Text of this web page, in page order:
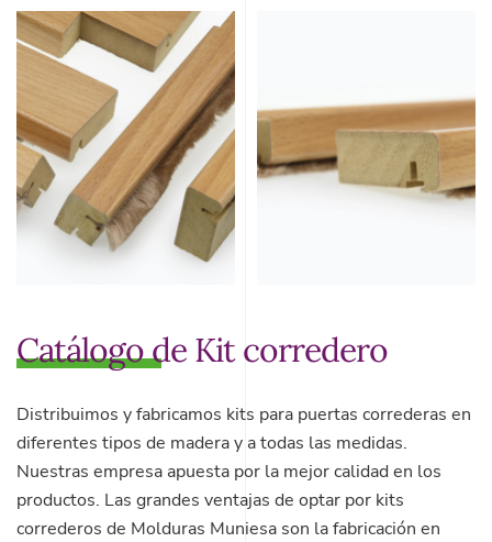
Catálogo de Kit corredero
Distribuimos y fabricamos kits para puertas correderas en
diferentes tipos de madera y a todas las medidas.
Nuestras empresa apuesta por la mejor calidad en los
productos. Las grandes ventajas de optar por kits
correderos de Molduras Muniesa son la fabricación en